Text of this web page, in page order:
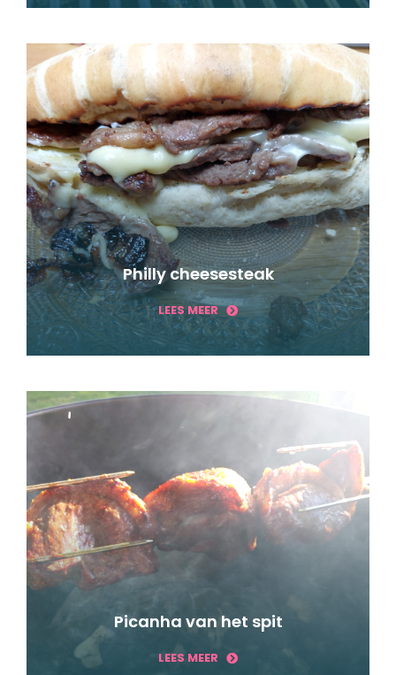
Philly cheesesteak
LEES MEER
Picanha van het spit
LEES MEER